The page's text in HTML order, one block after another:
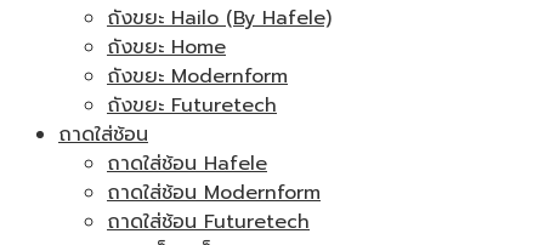
ถังขยะ Hailo (By Hafele)
ถังขยะ Home
ถังขยะ Modernform
ถังขยะ Futuretech
ถาดใส่ช้อน
ถาดใส่ช้อน Hafele
ถาดใส่ช้อน Modernform
ถาดใส่ช้อน Futuretech